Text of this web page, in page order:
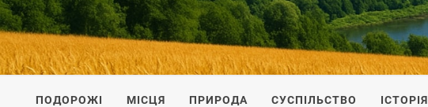
UKRAINE-IS
ПОДОРОЖI ПО УКРАЇНІ
ПОДОРОЖІ МІСЦЯ ПРИРОДА СУСПІЛЬСТВО ІСТОРІЯ